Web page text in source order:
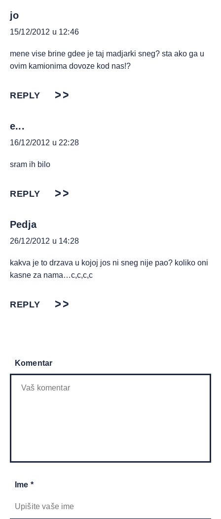
jo
15/12/2012 u 12:46
mene vise brine gdee je taj madjarki sneg? sta ako ga u
ovim kamionima dovoze kod nas!?
REPLY
e...
16/12/2012 u 22:28
sram ih bilo
REPLY
Pedja
26/12/2012 u 14:28
kakva je to drzava u kojoj jos ni sneg nije pao? koliko oni
kasne za nama…c,c,c,c
REPLY
Komentar
Ime *